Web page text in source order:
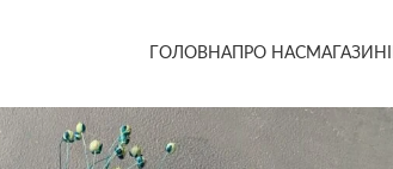
ГОЛОВНАПРО НАСМАГАЗИН